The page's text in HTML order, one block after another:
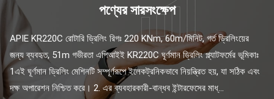
পণ্যের সারসংক্ষেপ
APIE KR220C রোটারি ড্রিলিং রিগঃ 220 KNm, 60m/মিনিট, গর্ত ড্রিলিংয়ের
জন্য ব্যবহৃত, 51m গভীরতা এপিআইই KR220C ঘূর্ণমান ড্রিলিং প্ল্যাটফর্মের ভূমিকাঃ
1এই ঘূর্ণমান ড্রিলিং মেশিনটি সম্পূর্ণরূপে ইলেকট্রনিকভাবে নিয়ন্ত্রিত হয়, যা সঠিক এবং
দক্ষ অপারেশন নিশ্চিত করে। 2. এর ব্যবহারকারী-বান্ধব ইন্টারফেসের মাধ্...